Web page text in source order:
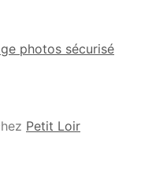
photos sécurisé
Petit Loir